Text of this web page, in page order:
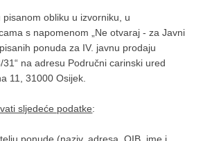
obliku u izvorniku, u
s napomenom „Ne otvaraj - za Javni
ponuda za IV. javnu prodaju
na adresu Područni carinski ured
11, 31000 Osijek.
sljedeće podatke: